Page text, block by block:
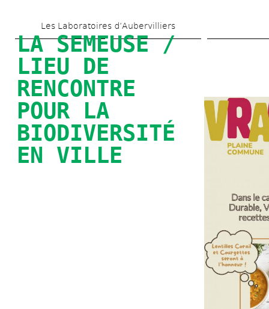
au
contenu
principal
Les Laboratoires d’Aubervilliers
LA SEMEUSE /
LIEU DE
RENCONTRE
POUR LA
BIODIVERSITÉ
EN VILLE